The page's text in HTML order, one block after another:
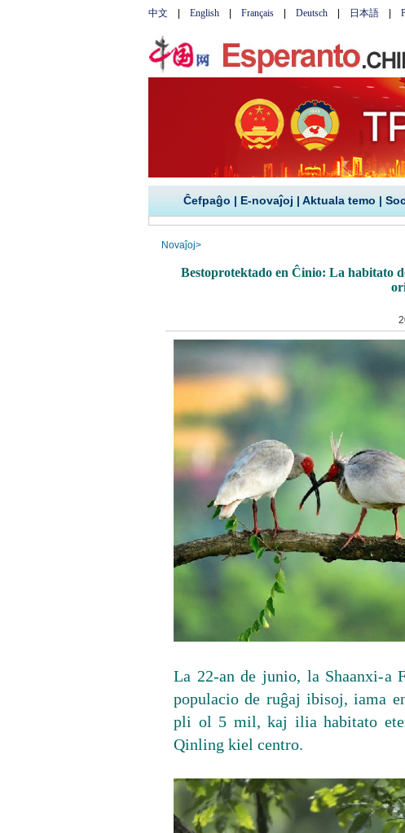
Ĉefpaĝo | E-novaĵoj | Aktuala temo |
Novaĵoj>
Bestoprotektado en Ĉinio: La habitato
La 22-an de junio, la Shaanxi-a
populacio de ruĝaj ibisoj, iama
pli ol 5 mil, kaj ilia habitato
Qinling kiel centro.